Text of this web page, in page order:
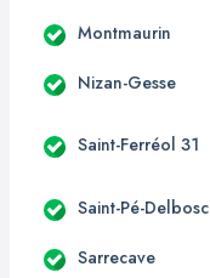
Montmaurin
Nizan-Gesse
Saint-Ferréol 31
Saint-Pé-Delbosc
Sarrecave